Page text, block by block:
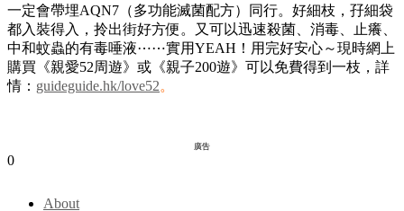
一定會帶埋AQN7（多功能滅菌配方）同行。好細枝，孖細袋
都入裝得入，拎出街好方便。又可以迅速殺菌、消毒、止癢、
中和蚊蟲的有毒唾液⋯⋯實用YEAH！用完好安心～現時網上
購買《親愛52周遊》或《親子200遊》可以免費得到一枝，詳
情： guideguide.hk/love52。
廣告
0
About